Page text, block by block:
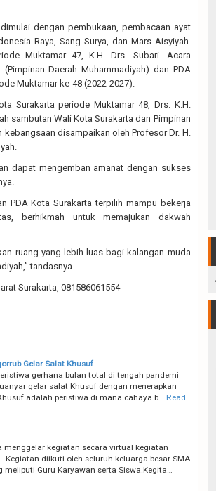
dengan pembukaan, pembacaan ayat
Raya, Sang Surya, dan Mars Aisyiyah.
Muktamar 47, K.H. Drs. Subari. Acara
Daerah Muhammadiyah) dan PDA
Muktamar ke-48 (2022-2027).
Surakarta periode Muktamar 48, Drs. K.H.
sambutan Wali Kota Surakarta dan Pimpinan
kebangsaan disampaikan oleh Profesor Dr. H.
dapat mengemban amanat dengan sukses
PDA Kota Surakarta terpilih mampu bekerja
berhikmah untuk memajukan dakwah
ruang yang lebih luas bagi kalangan muda
tandasnya.
Surakarta, 081586061554
Gelar Salat Khusuf
gerhana bulan total di tengah pandemi
gelar salat Khusuf dengan menerapkan
adalah peristiwa di mana cahaya b…
Read
kegiatan secara virtual kegiatan
diikuti oleh seluruh keluarga besar SMA
Guru Karyawan serta Siswa.Kegita…